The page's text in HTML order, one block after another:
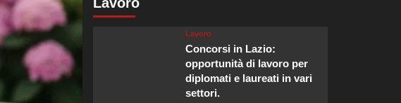
Lavoro
Concorsi in Lazio:
opportunità di lavoro per
diplomati e laureati in vari
settori.